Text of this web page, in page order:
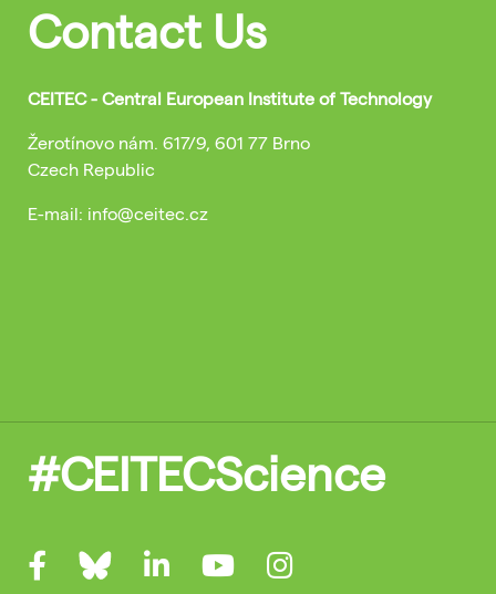
Contact Us
CEITEC - Central European Institute of Technology
Žerotínovo nám. 617/9, 601 77 Brno
Czech Republic
E-mail: info@ceitec.cz
#CEITECScience